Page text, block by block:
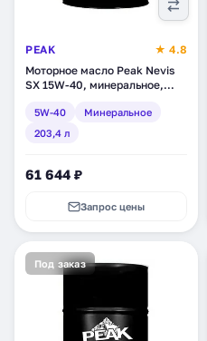
PEAK
★ 4.8
Моторное масло Peak Nevis
SX 15W-40, минеральное,
5W-40
Минеральное
203,4 л
61 644 ₽
Запрос цены
Под заказ